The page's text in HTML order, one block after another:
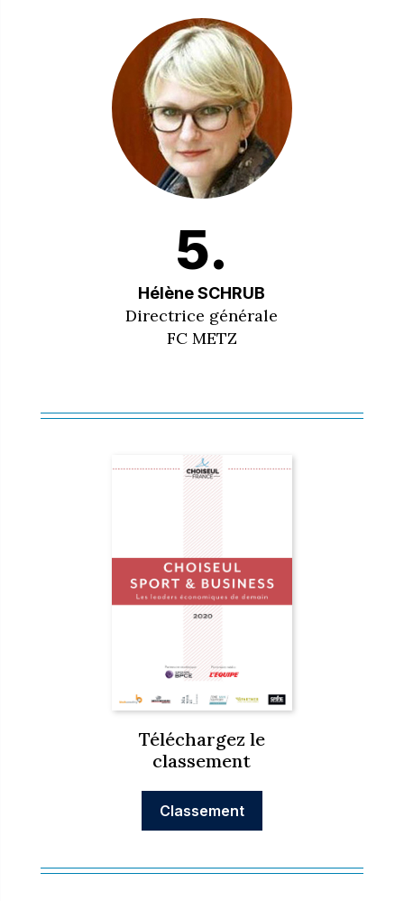
5.
Hélène SCHRUB
Directrice générale
FC METZ
Téléchargez le
classement